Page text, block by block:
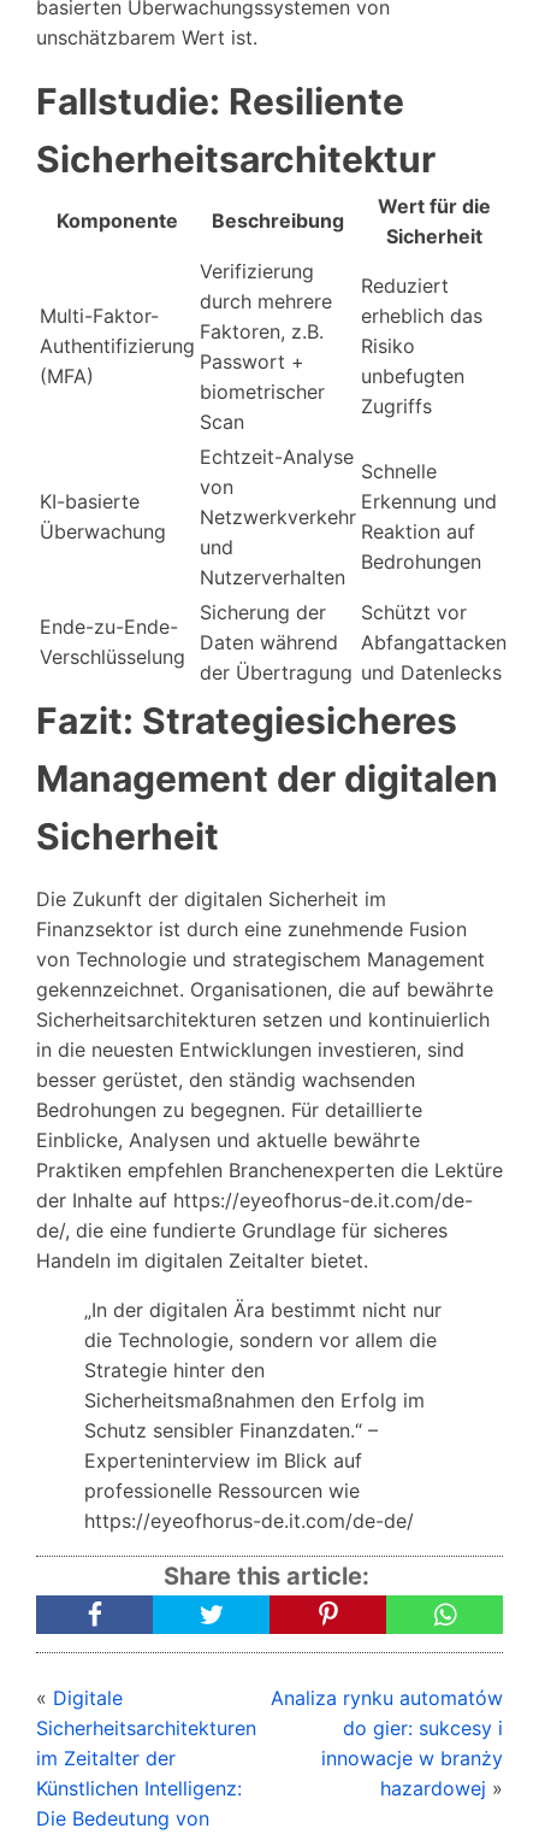
basierten Überwachungssystemen von
unschätzbarem Wert ist.
Fallstudie: Resiliente
Sicherheitsarchitektur
Komponente Beschreibung
Wert für die
Sicherheit
Multi-Faktor-
Authentifizierung
(MFA)
Verifizierung
durch mehrere
Faktoren, z.B.
Passwort +
biometrischer
Scan
Reduziert
erheblich das
Risiko
unbefugten
Zugriffs
KI-basierte
Überwachung
Echtzeit-Analyse
von
Netzwerkverkehr
und
Nutzerverhalten
Schnelle
Erkennung und
Reaktion auf
Bedrohungen
Ende-zu-Ende-
Verschlüsselung
Sicherung der
Daten während
der Übertragung
Schützt vor
Abfangattacken
und Datenlecks
Fazit: Strategiesicheres
Management der digitalen
Sicherheit
Die Zukunft der digitalen Sicherheit im
Finanzsektor ist durch eine zunehmende Fusion
von Technologie und strategischem Management
gekennzeichnet. Organisationen, die auf bewährte
Sicherheitsarchitekturen setzen und kontinuierlich
in die neuesten Entwicklungen investieren, sind
besser gerüstet, den ständig wachsenden
Bedrohungen zu begegnen. Für detaillierte
Einblicke, Analysen und aktuelle bewährte
Praktiken empfehlen Branchenexperten die Lektüre
der Inhalte auf https://eyeofhorus-de.it.com/de-
de/, die eine fundierte Grundlage für sicheres
Handeln im digitalen Zeitalter bietet.
„In der digitalen Ära bestimmt nicht nur
die Technologie, sondern vor allem die
Strategie hinter den
Sicherheitsmaßnahmen den Erfolg im
Schutz sensibler Finanzdaten.“ –
Experteninterview im Blick auf
professionelle Ressourcen wie
https://eyeofhorus-de.it.com/de-de/
Share this article:
« Digitale
Sicherheitsarchitekturen
im Zeitalter der
Künstlichen Intelligenz:
Die Bedeutung von
Analiza rynku automatów
do gier: sukcesy i
innowacje w branży
hazardowej »